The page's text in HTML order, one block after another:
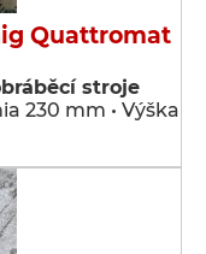
Quattromat
stroje
230 mm • Výška